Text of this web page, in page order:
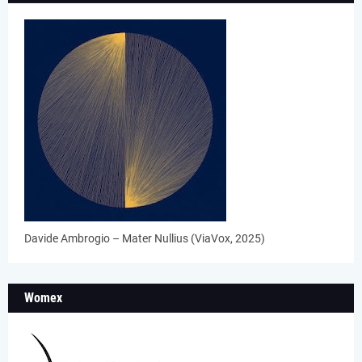
Davide Ambrogio – Mater Nullius (ViaVox, 2025)
Womex